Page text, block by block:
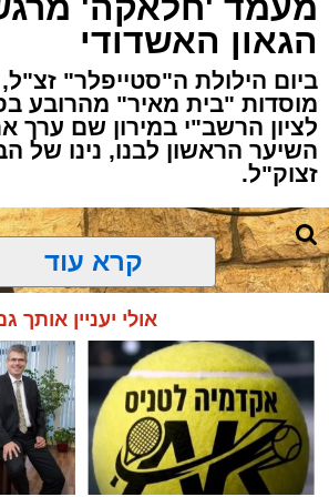
המעמד, שהתקיים ביוזמת
בראשות בעל המנגן ר' דודי
בכישרונו להגיש יצירות עומק
ופנימי, כשלצידו ליד השולחן
שטריימלך, מקהלת "נגינה"
מוזיקלי מורחב. ואכן, בשעות
מעמד 'חלאקה'
הגאון האשדודי
ביום הילולת ה"סטייפלר"
מוסדות "בית מאיר" מהרובע
לציון הרשב"י במירון שם ערך
השיער הראשון לבנו, נינו של
זצוק"ל.
קרא עוד
אולי יעניין אותך